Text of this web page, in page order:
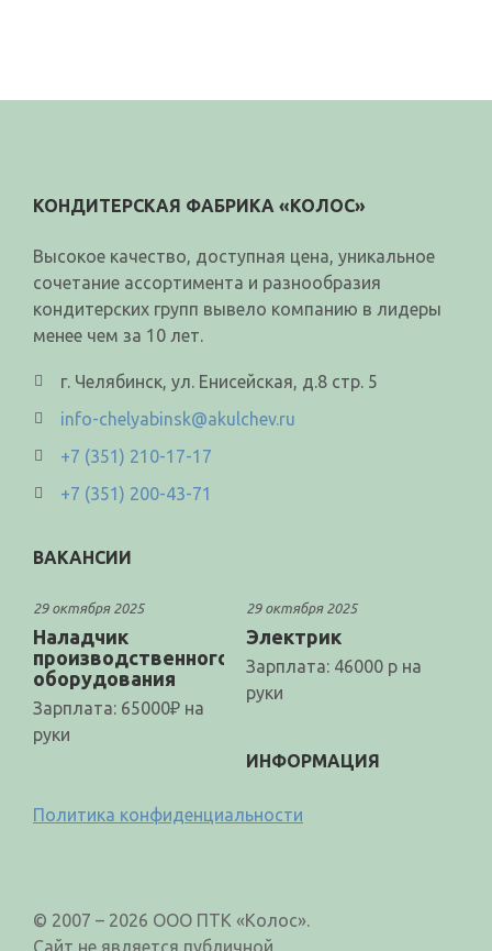
КОНДИТЕРСКАЯ ФАБРИКА «КОЛОС»
Высокое качество, доступная цена, уникальное
сочетание ассортимента и разнообразия
кондитерских групп вывело компанию в лидеры
менее чем за 10 лет.
г. Челябинск, ул. Енисейская, д.8 стр. 5
info-chelyabinsk@akulchev.ru
+7 (351) 210-17-17
+7 (351) 200-43-71
ВАКАНСИИ
29 октября 2025
Наладчик
производственного
оборудования
Зарплата: 65000₽ на
руки
29 октября 2025
Электрик
Зарплата: 46000 р на
руки
ИНФОРМАЦИЯ
Политика конфиденциальности
© 2007 – 2026 ООО ПТК «Колос».
Сайт не является публичной